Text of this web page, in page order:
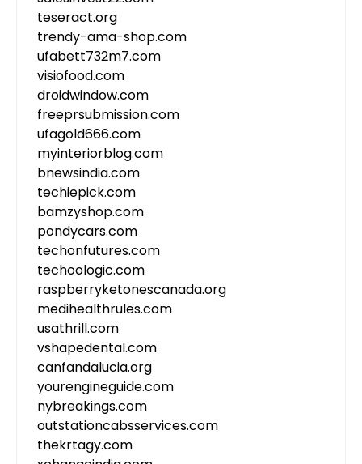
teseract.org
trendy-ama-shop.com
ufabett732m7.com
visiofood.com
droidwindow.com
freeprsubmission.com
ufagold666.com
myinteriorblog.com
bnewsindia.com
techiepick.com
bamzyshop.com
pondycars.com
techonfutures.com
techoologic.com
raspberryketonescanada.org
medihealthrules.com
usathrill.com
vshapedental.com
canfandalucia.org
yourengineguide.com
nybreakings.com
outstationcabsservices.com
thekrtagy.com